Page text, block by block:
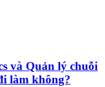
và Quản lý chuỗi
làm không?